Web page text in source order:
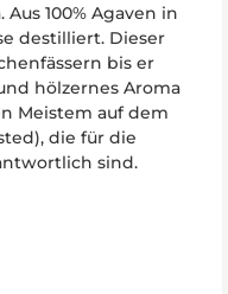
100% Agaven in
destilliert. Dieser
bis er
hölzernes Aroma
Meistem auf dem
die für die
sind.